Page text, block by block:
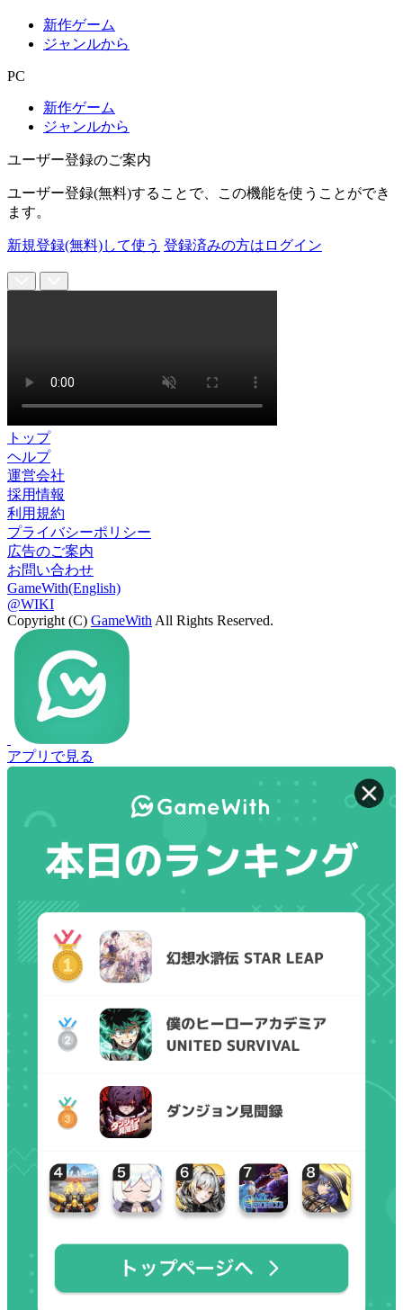
新作ゲーム
ジャンルから
PC
新作ゲーム
ジャンルから
ユーザー登録のご案内
ユーザー登録(無料)することで、この機能を使うことができ
ます。
新規登録(無料)して使う 登録済みの方はログイン
トップ
ヘルプ
運営会社
採用情報
利用規約
プライバシーポリシー
広告のご案内
お問い合わせ
GameWith(English)
@WIKI
Copyright (C) GameWith All Rights Reserved.
アプリで見る